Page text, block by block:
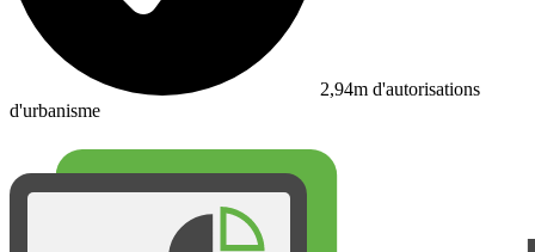
2,94m d'autorisations
d'urbanisme